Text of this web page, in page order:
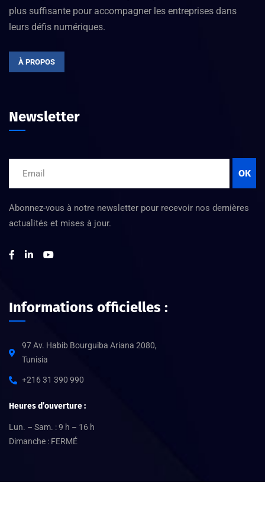
plus suffisante pour accompagner les entreprises dans
leurs défis numériques.
À PROPOS
Newsletter
OK
Abonnez-vous à notre newsletter pour recevoir nos dernières
actualités et mises à jour.
Informations officielles :
97 Av. Habib Bourguiba Ariana 2080,
Tunisia
+216 31 390 990
Heures d’ouverture :
Lun. – Sam. : 9 h – 16 h
Dimanche : FERMÉ